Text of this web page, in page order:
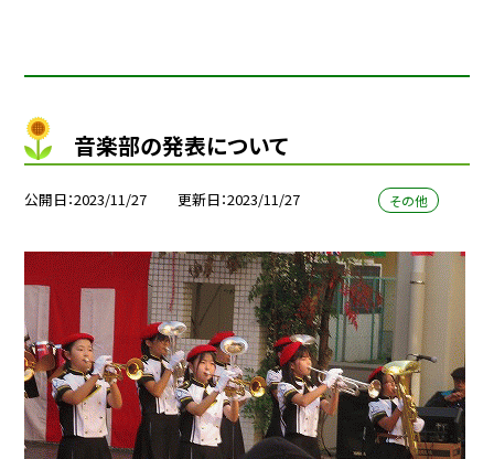
音楽部の発表について
公開日 2023/11/27 更新日 2023/11/27 その他